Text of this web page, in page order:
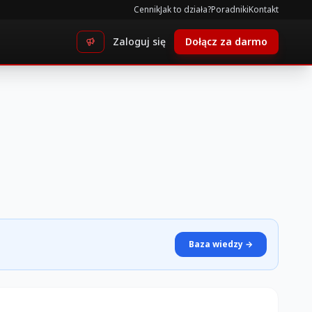
CennikJak to działa?PoradnikiKontakt
Zaloguj się Dołącz za darmo
Baza wiedzy →